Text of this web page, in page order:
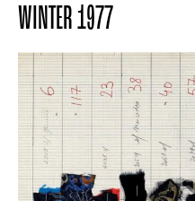
WINTER 1977